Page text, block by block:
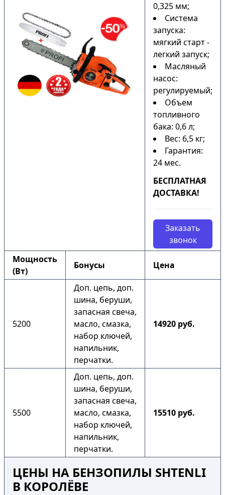
0,325 мм;
Система
запуска:
мягкий старт -
легкий запуск;
Масляный
насос:
регулируемый;
Объем
топливного
бака: 0,6 л;
Вес: 6,5 кг;
Гарантия:
24 мес.
БЕСПЛАТНАЯ
ДОСТАВКА!
Заказать
звонок
Мощность
(Вт)
Бонусы Цена
5200
Доп. цепь, доп.
шина, беруши,
запасная свеча,
масло, смазка,
набор ключей,
напильник,
перчатки.
14920 руб.
5500
Доп. цепь, доп.
шина, беруши,
запасная свеча,
масло, смазка,
набор ключей,
напильник,
перчатки.
15510 руб.
ЦЕНЫ НА БЕНЗОПИЛЫ SHTENLI
В КОРОЛЁВЕ